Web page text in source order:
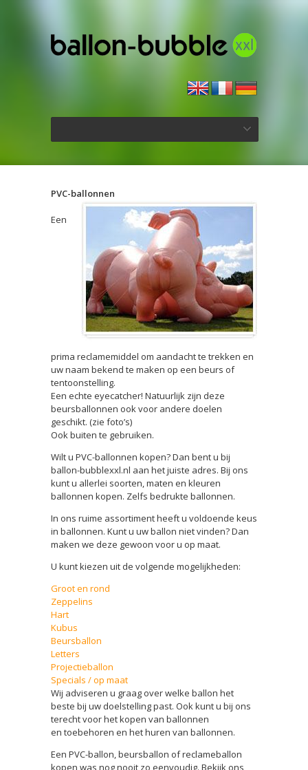
PVC-ballonnen
Een
prima reclamemiddel om aandacht te trekken en
uw naam bekend te maken op een beurs of
tentoonstelling.
Een echte eyecatcher! Natuurlijk zijn deze
beursballonnen ook voor andere doelen
geschikt. (zie foto’s)
Ook buiten te gebruiken.
Wilt u PVC-ballonnen kopen? Dan bent u bij
ballon-bubblexxl.nl aan het juiste adres. Bij ons
kunt u allerlei soorten, maten en kleuren
ballonnen kopen. Zelfs bedrukte ballonnen.
In ons ruime assortiment heeft u voldoende keus
in ballonnen. Kunt u uw ballon niet vinden? Dan
maken we deze gewoon voor u op maat.
U kunt kiezen uit de volgende mogelijkheden:
Groot en rond
Zeppelins
Hart
Kubus
Beursballon
Letters
Projectieballon
Specials / op maat
Wij adviseren u graag over welke ballon het
beste bij uw doelstelling past. Ook kunt u bij ons
terecht voor het kopen van ballonnen
en toebehoren en het huren van ballonnen.
Een PVC-ballon, beursballon of reclameballon
kopen was nog nooit zo eenvoudig. Bekijk ons